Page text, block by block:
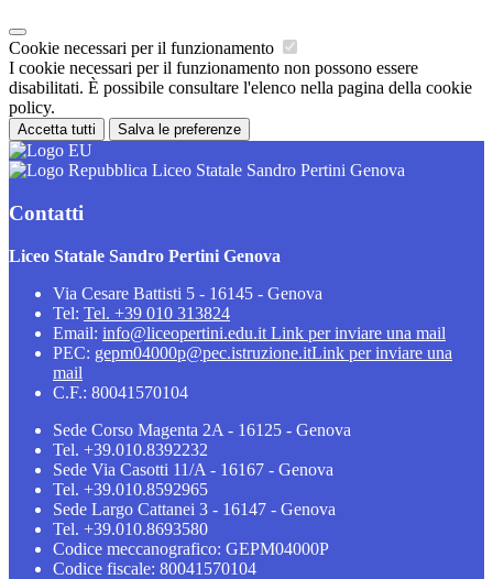
Cookie necessari per il funzionamento
I cookie necessari per il funzionamento non possono essere
disabilitati. È possibile consultare l'elenco nella pagina della cookie
policy.
Accetta tutti Salva le preferenze
Liceo Statale Sandro Pertini Genova
Contatti
Liceo Statale Sandro Pertini Genova
Via Cesare Battisti 5 - 16145 - Genova
Tel: Tel. +39 010 313824
Email: info@liceopertini.edu.it Link per inviare una mail
PEC: gepm04000p@pec.istruzione.itLink per inviare una
mail
C.F.: 80041570104
Sede Corso Magenta 2A - 16125 - Genova
Tel. +39.010.8392232
Sede Via Casotti 11/A - 16167 - Genova
Tel. +39.010.8592965
Sede Largo Cattanei 3 - 16147 - Genova
Tel. +39.010.8693580
Codice meccanografico: GEPM04000P
Codice fiscale: 80041570104